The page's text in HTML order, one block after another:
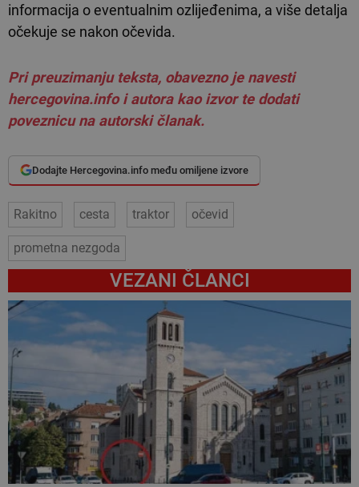
informacija o eventualnim ozlijeđenima, a više detalja
očekuje se nakon očevida.
Pri preuzimanju teksta, obavezno je navesti
hercegovina.info i autora kao izvor te dodati
poveznicu na autorski članak.
Dodajte Hercegovina.info među omiljene izvore
Rakitno cesta traktor očevid
prometna nezgoda
VEZANI ČLANCI